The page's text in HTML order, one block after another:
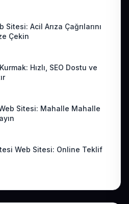
Sitesi: Acil Arıza Çağrılarını
Çekin
Hızlı, SEO Dostu ve
Web Sitesi: Mahalle Mahalle
Web Sitesi: Online Teklif